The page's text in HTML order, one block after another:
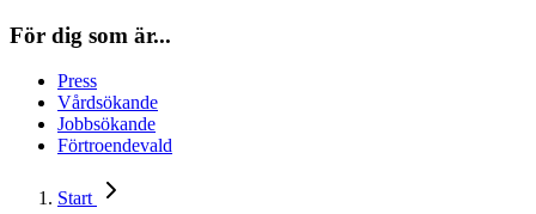
För dig som är...
Press
Vårdsökande
Jobbsökande
Förtroendevald
Start